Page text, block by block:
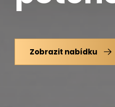
Zobrazit nabídku